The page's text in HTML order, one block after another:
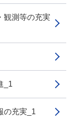
測等の充実
_1
の充実_1